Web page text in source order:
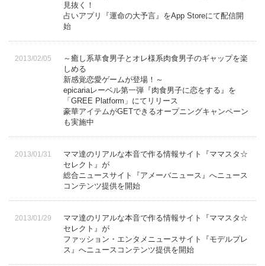
見抜く！
占いアプリ『運命の大予言』をApp Storeにて配信開
始
2013/02/05
～癒し系草食男子とオレ様系肉食男子のギャップを楽
しめる
新感覚恋愛ゲームが登場！～
epicariaレーベル第一弾『肉食男子に恋をする』を
「GREE Platform」にてリリース
豪華アイテムがGETできるオープニングキャンペーン
も実施中
2013/01/31
ママ達のリアルな本音で作る情報サイト『ママスタ☆
セレクト』が
総合ニュースサイト『アメーバニュース』へニュース
コンテンツ提供を開始
2013/01/29
ママ達のリアルな本音で作る情報サイト『ママスタ☆
セレクト』が
ファッション・エンタメニュースサイト『モデルプレ
ス』へニュースコンテンツ提供を開始